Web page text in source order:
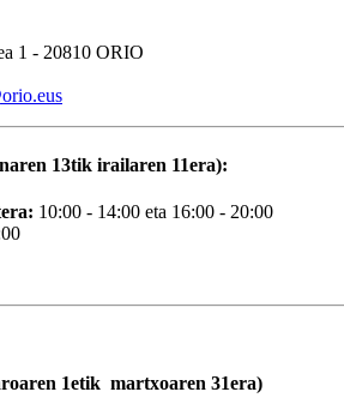
1 - 20810 ORIO
13tik irailaren 11era):
10:00 - 14:00 eta 16:00 - 20:00
1etik martxoaren 31era)